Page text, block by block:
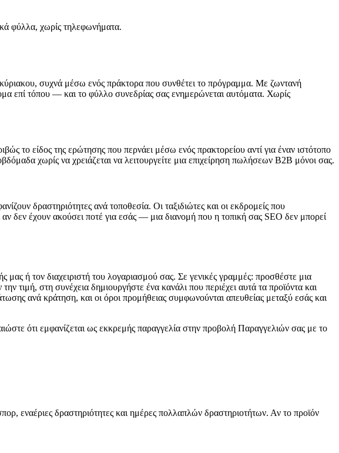
φύλλα, χωρίς τηλεφωνήματα.
συχνά μέσω ενός πράκτορα που συνθέτει το πρόγραμμα. Με ζωντανή
επί τόπου — και το φύλλο συνεδρίας σας ενημερώνεται αυτόματα. Χωρίς
το είδος της ερώτησης που περνάει μέσω ενός πρακτορείου αντί για έναν ιστότοπο
χωρίς να χρειάζεται να λειτουργείτε μια επιχείρηση πωλήσεων B2B μόνοι σας.
δραστηριότητες ανά τοποθεσία. Οι ταξιδιώτες και οι εκδρομείς που
δεν έχουν ακούσει ποτέ για εσάς — μια διανομή που η τοπική σας SEO δεν μπορεί
ή τον διαχειριστή του λογαριασμού σας. Σε γενικές γραμμές: προσθέστε μια
τιμή, στη συνέχεια δημιουργήστε ένα κανάλι που περιέχει αυτά τα προϊόντα και
ανά κράτηση, και οι όροι προμήθειας συμφωνούνται απευθείας μεταξύ εσάς και
ότι εμφανίζεται ως εκκρεμής παραγγελία στην προβολή Παραγγελιών σας με το
εναέριες δραστηριότητες και ημέρες πολλαπλών δραστηριοτήτων. Αν το προϊόν